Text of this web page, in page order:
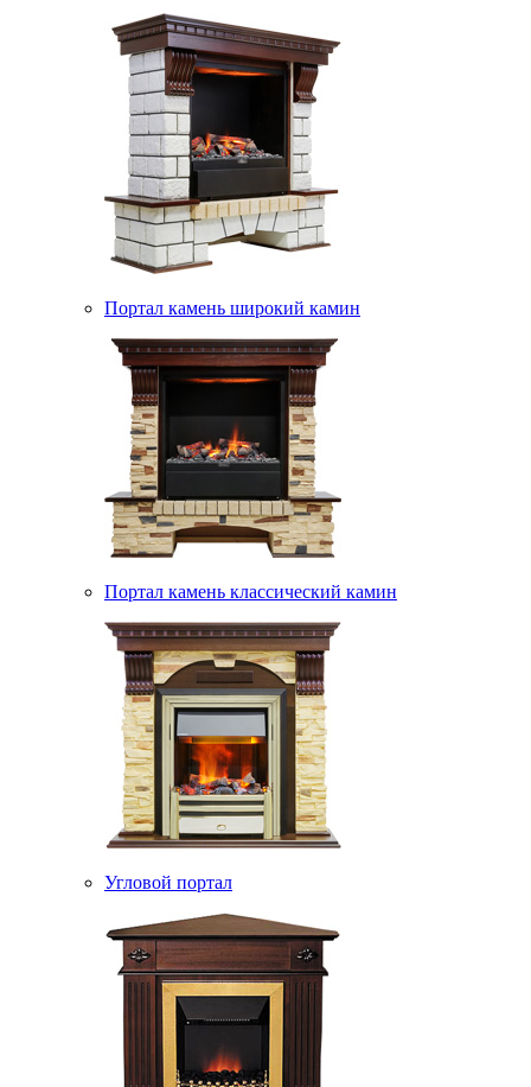
Портал камень широкий камин
Портал камень классический камин
Угловой портал